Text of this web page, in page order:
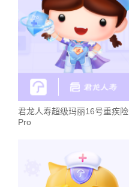
君龙人寿超级玛丽16号重疾险
Pro